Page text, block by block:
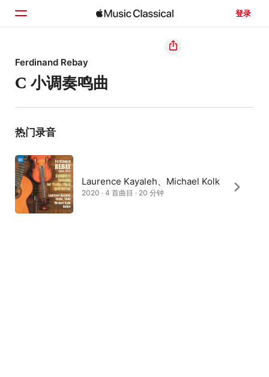
登录
主页
浏览
搜索
Ferdinand Rebay
C 小调奏鸣曲
热门录音
Laurence Kayaleh、Michael Kolk
2020 · 4 首曲目 · 20 分钟